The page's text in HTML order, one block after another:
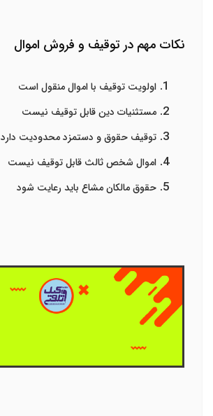
نکات مهم در توقیف و فروش اموال
اولویت توقیف با اموال منقول است
مستثنیات دین قابل توقیف نیست
توقیف حقوق و دستمزد محدودیت دارد
اموال شخص ثالث قابل توقیف نیست
حقوق مالکان مشاع باید رعایت شود